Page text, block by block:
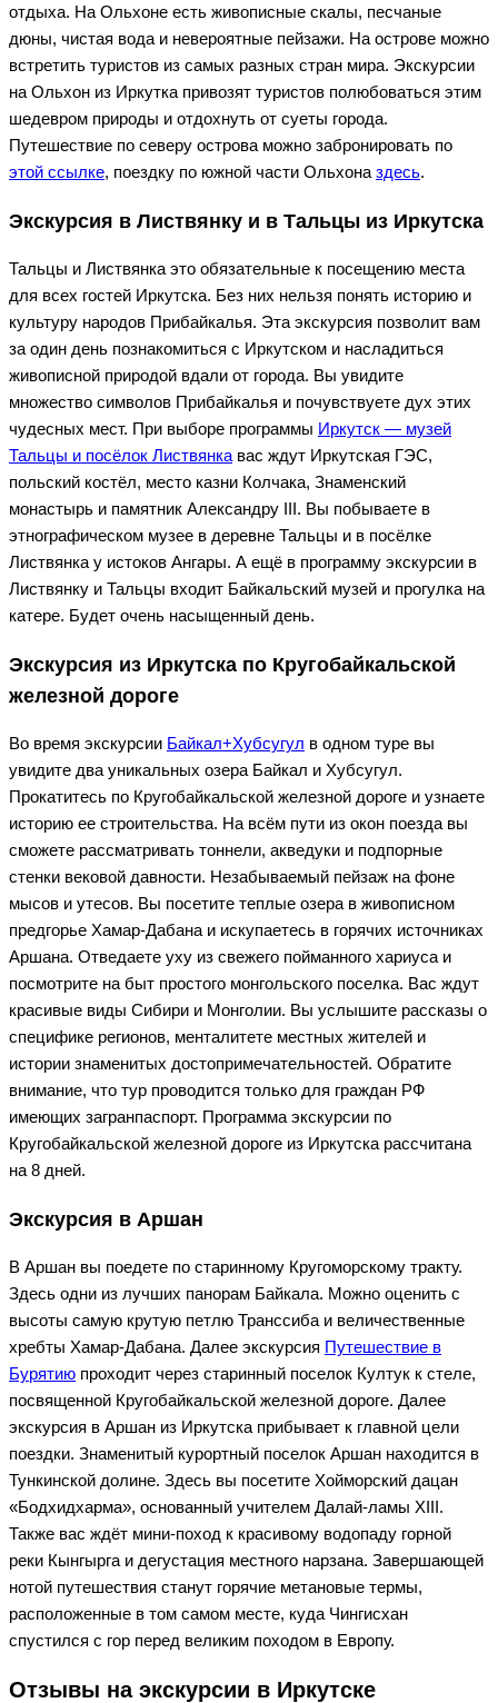
отдыха. На Ольхоне есть живописные скалы, песчаные
дюны, чистая вода и невероятные пейзажи. На острове можно
встретить туристов из самых разных стран мира. Экскурсии
на Ольхон из Иркутка привозят туристов полюбоваться этим
шедевром природы и отдохнуть от суеты города.
Путешествие по северу острова можно забронировать по
этой ссылке, поездку по южной части Ольхона здесь.
Экскурсия в Листвянку и в Тальцы из Иркутска
Тальцы и Листвянка это обязательные к посещению места
для всех гостей Иркутска. Без них нельзя понять историю и
культуру народов Прибайкалья. Эта экскурсия позволит вам
за один день познакомиться с Иркутском и насладиться
живописной природой вдали от города. Вы увидите
множество символов Прибайкалья и почувствуете дух этих
чудесных мест. При выборе программы Иркутск — музей
Тальцы и посёлок Листвянка вас ждут Иркутская ГЭС,
польский костёл, место казни Колчака, Знаменский
монастырь и памятник Александру III. Вы побываете в
этнографическом музее в деревне Тальцы и в посёлке
Листвянка у истоков Ангары. А ещё в программу экскурсии в
Листвянку и Тальцы входит Байкальский музей и прогулка на
катере. Будет очень насыщенный день.
Экскурсия из Иркутска по Кругобайкальской
железной дороге
Во время экскурсии Байкал+Хубсугул в одном туре вы
увидите два уникальных озера Байкал и Хубсугул.
Прокатитесь по Кругобайкальской железной дороге и узнаете
историю ее строительства. На всём пути из окон поезда вы
сможете рассматривать тоннели, акведуки и подпорные
стенки вековой давности. Незабываемый пейзаж на фоне
мысов и утесов. Вы посетите теплые озера в живописном
предгорье Хамар-Дабана и искупаетесь в горячих источниках
Аршана. Отведаете уху из свежего пойманного хариуса и
посмотрите на быт простого монгольского поселка. Вас ждут
красивые виды Сибири и Монголии. Вы услышите рассказы о
специфике регионов, менталитете местных жителей и
истории знаменитых достопримечательностей. Обратите
внимание, что тур проводится только для граждан РФ
имеющих загранпаспорт. Программа экскурсии по
Кругобайкальской железной дороге из Иркутска рассчитана
на 8 дней.
Экскурсия в Аршан
В Аршан вы поедете по старинному Кругоморскому тракту.
Здесь одни из лучших панорам Байкала. Можно оценить с
высоты самую крутую петлю Транссиба и величественные
хребты Хамар-Дабана. Далее экскурсия Путешествие в
Бурятию проходит через старинный поселок Култук к стеле,
посвященной Кругобайкальской железной дороге. Далее
экскурсия в Аршан из Иркутска прибывает к главной цели
поездки. Знаменитый курортный поселок Аршан находится в
Тункинской долине. Здесь вы посетите Хойморский дацан
«Бодхидхарма», основанный учителем Далай-ламы XIII.
Также вас ждёт мини-поход к красивому водопаду горной
реки Кынгырга и дегустация местного нарзана. Завершающей
нотой путешествия станут горячие метановые термы,
расположенные в том самом месте, куда Чингисхан
спустился с гор перед великим походом в Европу.
Отзывы на экскурсии в Иркутске